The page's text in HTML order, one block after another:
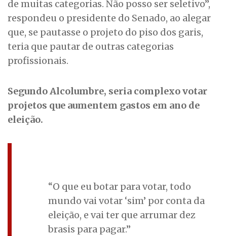
de muitas categorias. Não posso ser seletivo”,
respondeu o presidente do Senado, ao alegar
que, se pautasse o projeto do piso dos garis,
teria que pautar de outras categorias
profissionais.
Segundo Alcolumbre, seria complexo votar
projetos que aumentem gastos em ano de
eleição.
“O que eu botar para votar, todo
mundo vai votar ‘sim’ por conta da
eleição, e vai ter que arrumar dez
brasis para pagar.”